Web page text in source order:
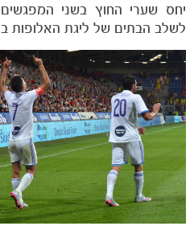
יחס שערי החוץ בשני
לשלב הבתים של ליגת האלופות